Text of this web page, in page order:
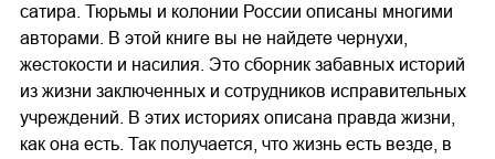
сатира. Тюрьмы и колонии России описаны многими
авторами. В этой книге вы не найдете чернухи,
жестокости и насилия. Это сборник забавных историй
из жизни заключенных и сотрудников исправительных
учреждений. В этих историях описана правда жизни,
как она есть. Так получается, что жизнь есть везде, в